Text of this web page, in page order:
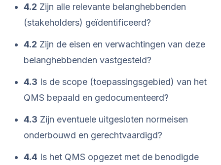
4.2 Zijn alle relevante belanghebbenden
(stakeholders) geïdentificeerd?
4.2 Zijn de eisen en verwachtingen van deze
belanghebbenden vastgesteld?
4.3 Is de scope (toepassingsgebied) van het
QMS bepaald en gedocumenteerd?
4.3 Zijn eventuele uitgesloten normeisen
onderbouwd en gerechtvaardigd?
4.4 Is het QMS opgezet met de benodigde